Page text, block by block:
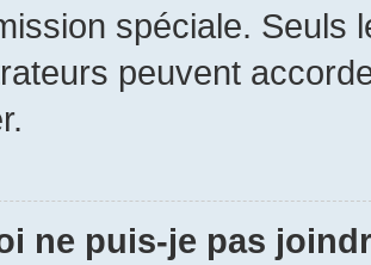
spéciale. Seuls
peuvent
ne puis-je pas